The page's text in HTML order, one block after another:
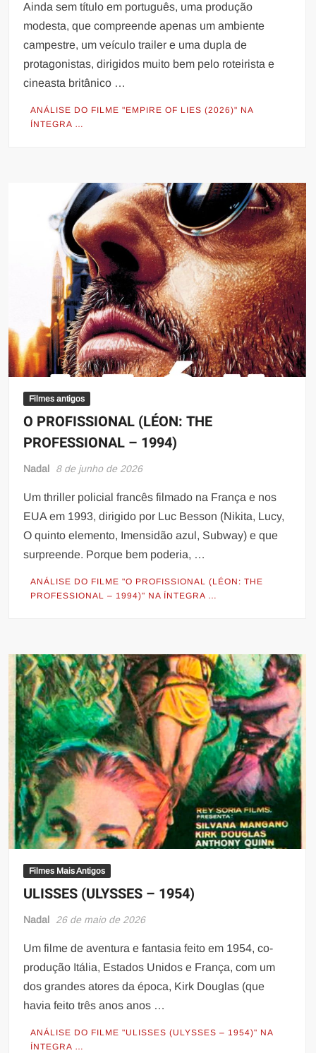
Ainda sem título em português, uma produção
modesta, que compreende apenas um ambiente
campestre, um veículo trailer e uma dupla de
protagonistas, dirigidos muito bem pelo roteirista e
cineasta britânico …
ANÁLISE DO FILME "EMPIRE OF LIES (2026)" NA
ÍNTEGRA …
Filmes antigos
O PROFISSIONAL (LÉON: THE
PROFESSIONAL – 1994)
Nadal 8 de junho de 2026
Um thriller policial francês filmado na França e nos
EUA em 1993, dirigido por Luc Besson (Nikita, Lucy,
O quinto elemento, Imensidão azul, Subway) e que
surpreende. Porque bem poderia, …
ANÁLISE DO FILME "O PROFISSIONAL (LÉON: THE
PROFESSIONAL – 1994)" NA ÍNTEGRA …
Filmes Mais Antigos
ULISSES (ULYSSES – 1954)
Nadal 26 de maio de 2026
Um filme de aventura e fantasia feito em 1954, co-
produção Itália, Estados Unidos e França, com um
dos grandes atores da época, Kirk Douglas (que
havia feito três anos anos …
ANÁLISE DO FILME "ULISSES (ULYSSES – 1954)" NA
ÍNTEGRA …